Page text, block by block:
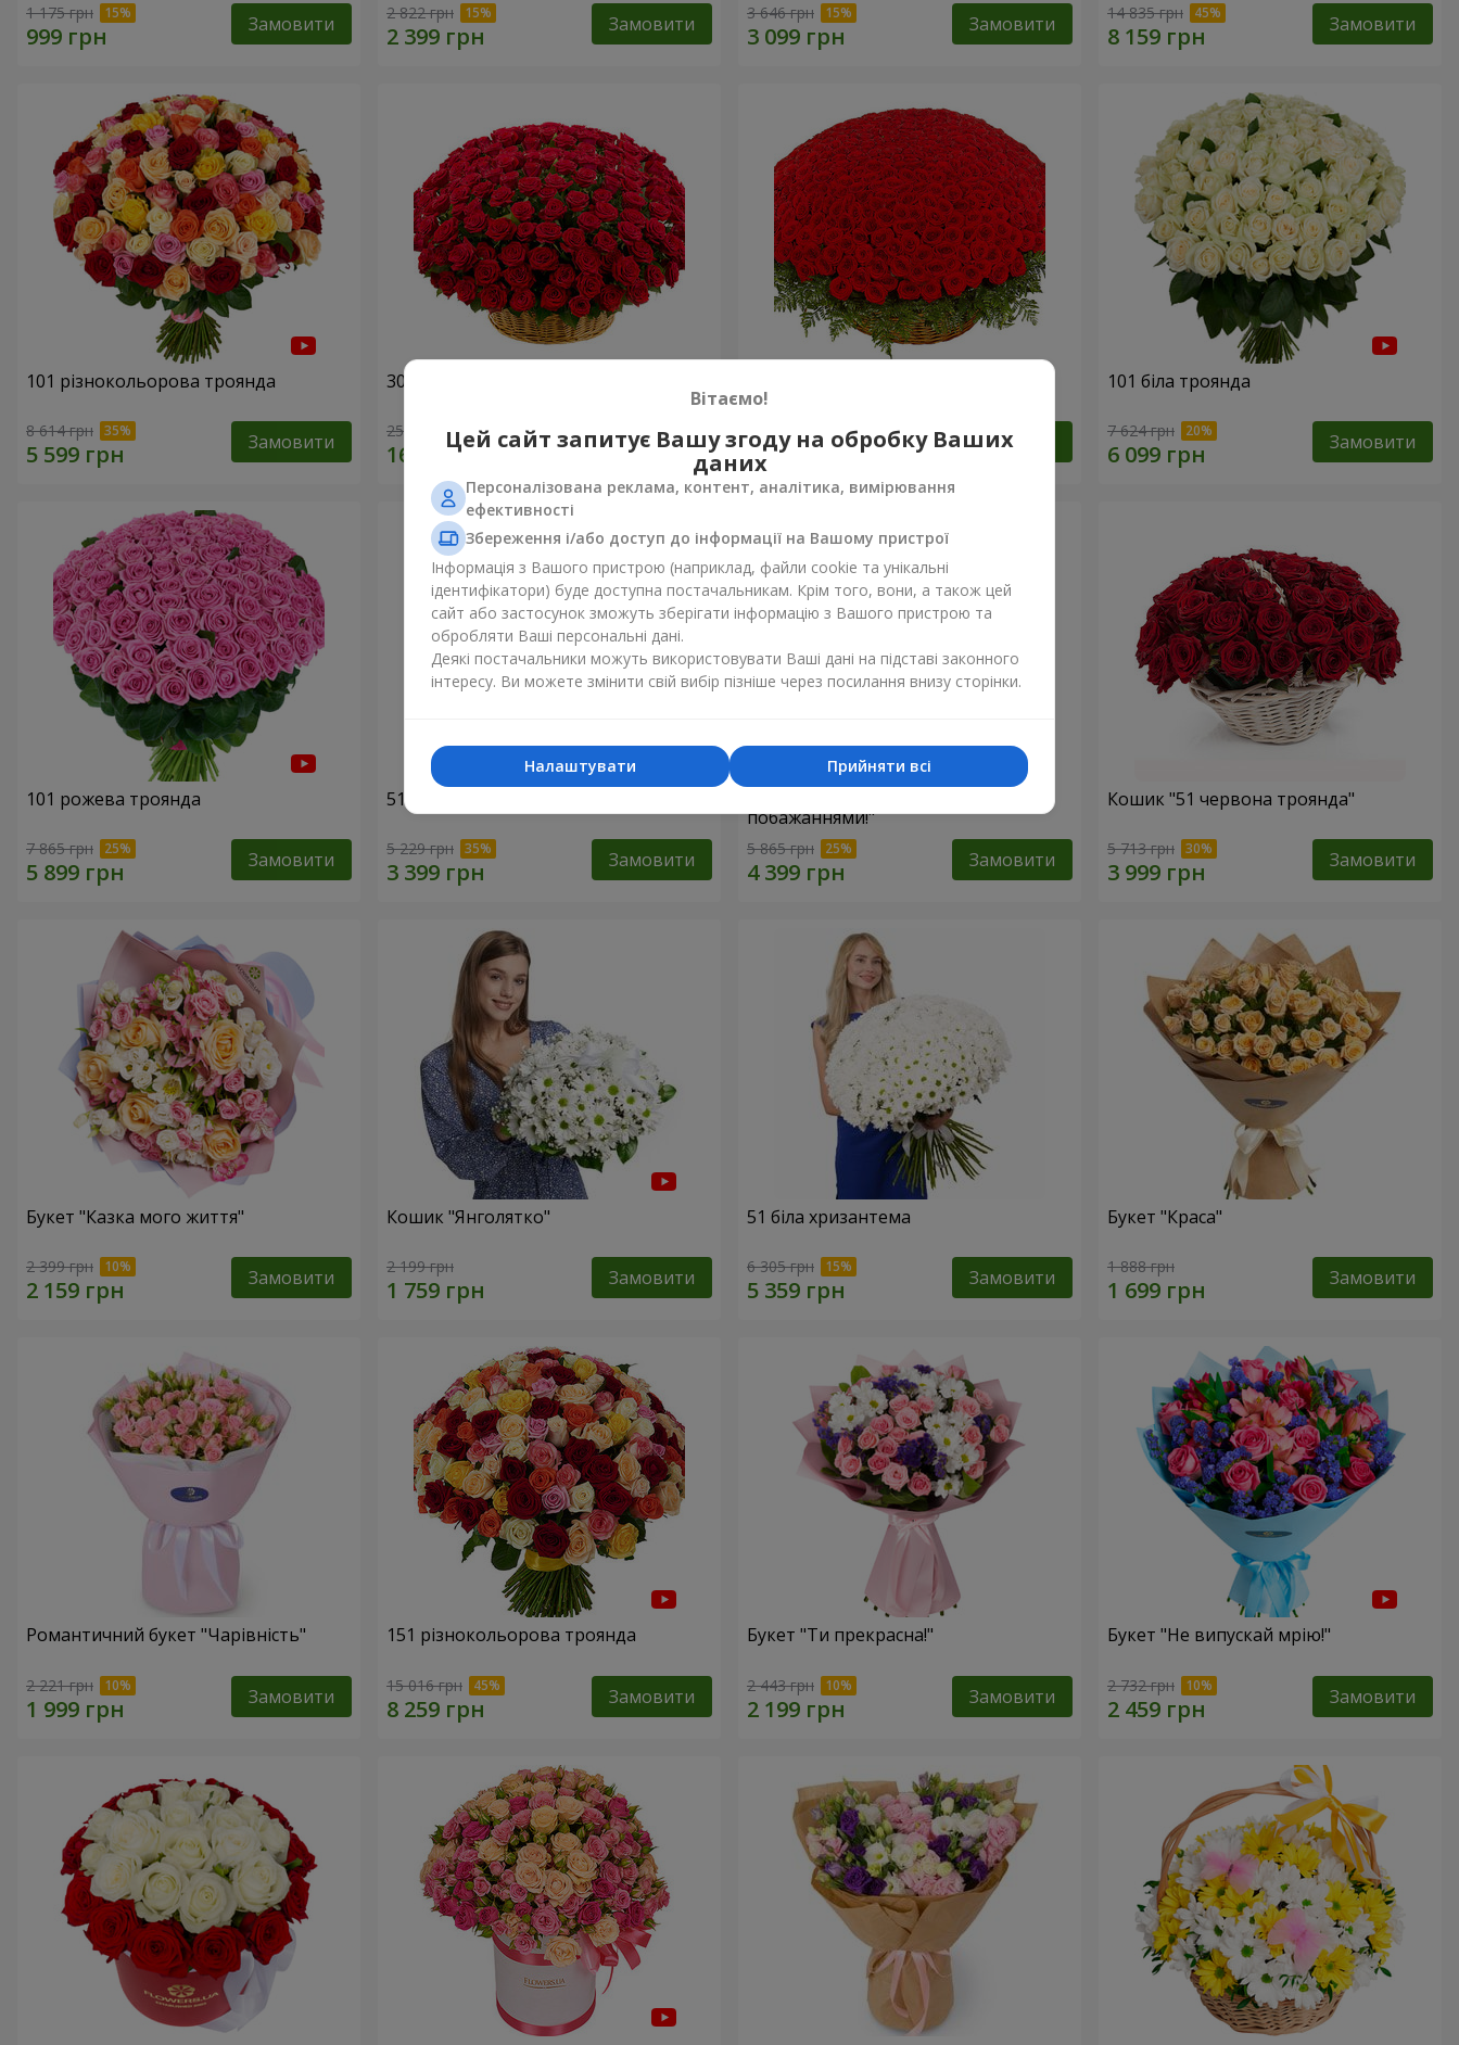
1 175 грн Замовити 2 822 грн Замовити 3 646 грн Замовити 14 835 грн Замовити
101 різнокольорова троянда
8 614 грн Замовити
301 червона троянда
25 998 грн Замовити 52 107 грн Замовити
101 біла троянда
7 624 грн Замовити
101 рожева троянда
7 865 грн Замовити
51 рожева троянда
5 229 грн Замовити
побажаннями!"
5 865 грн Замовити
Кошик "51 червона троянда"
5 713 грн Замовити
Букет "Казка мого життя"
2 399 грн Замовити
Кошик "Янголятко"
2 199 грн Замовити
51 біла хризантема
6 305 грн Замовити
Букет "Краса"
1 888 грн Замовити
Романтичний букет "Чарівність"
2 221 грн Замовити
151 різнокольорова троянда
15 016 грн Замовити
Букет "Ти прекрасна!"
2 443 грн Замовити
Букет "Не випускай мрію!"
2 732 грн Замовити
Вітаємо!
Цей сайт запитує Вашу згоду на обробку Ваших
даних
Персоналізована реклама, контент, аналітика, вимірювання
ефективності
Збереження і/або доступ до інформації на Вашому пристрої
Інформація з Вашого пристрою (наприклад, файли cookie та унікальні
ідентифікатори) буде доступна постачальникам. Крім того, вони, а також цей
сайт або застосунок зможуть зберігати інформацію з Вашого пристрою та
обробляти Ваші персональні дані.
Деякі постачальники можуть використовувати Ваші дані на підставі законного
інтересу. Ви можете змінити свій вибір пізніше через посилання внизу сторінки.
Прийняти всі
Налаштувати